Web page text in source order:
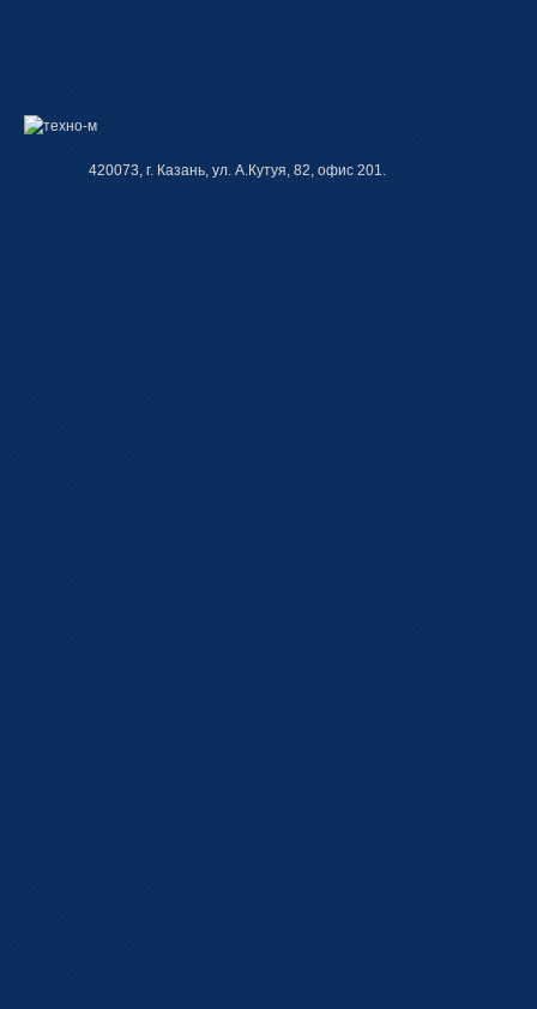
420073, г. Казань, ул. А.Кутуя, 82, офис 201.